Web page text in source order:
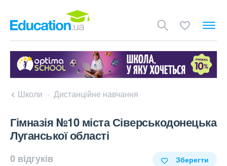
Школи Дистанційне навчання
Гімназія №10 міста Сіверськодонецька
Луганської області
0 відгуків Зберегти